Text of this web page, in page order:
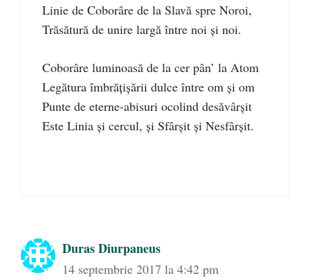
Linie de Coborâre de la Slavă spre Noroi,
Trăsătură de unire largă între noi şi noi.
Coborâre luminoasă de la cer pân’ la Atom
Legătura îmbrăţişării dulce între om şi om
Punte de eterne-abisuri ocolind desăvârşit
Este Linia şi cercul, şi Sfârşit şi Nesfârşit.
Duras Diurpaneus
14 septembrie 2017 la 4:42 pm